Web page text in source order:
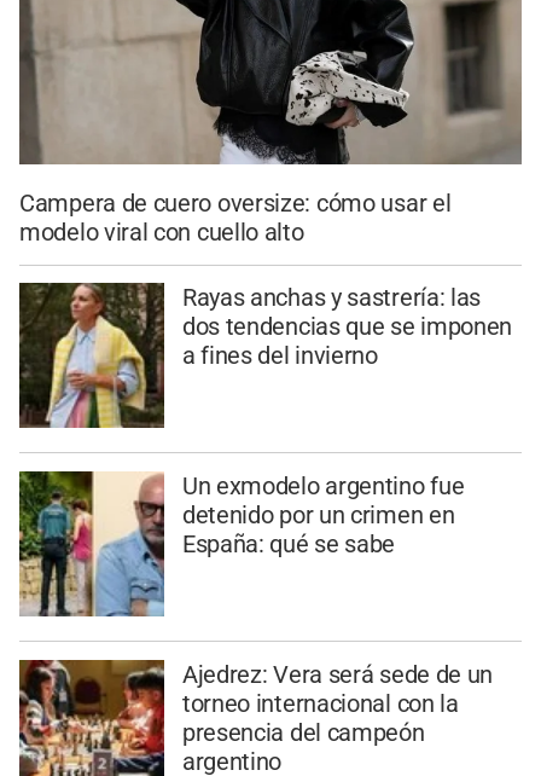
Campera de cuero oversize: cómo usar el
modelo viral con cuello alto
Rayas anchas y sastrería: las
dos tendencias que se imponen
a fines del invierno
Un exmodelo argentino fue
detenido por un crimen en
España: qué se sabe
Ajedrez: Vera será sede de un
torneo internacional con la
presencia del campeón
argentino